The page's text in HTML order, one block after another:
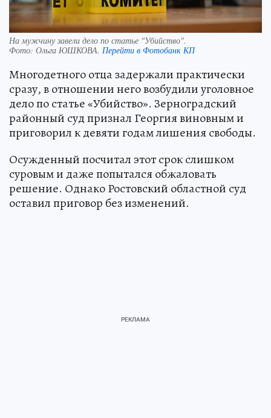
На мужчину завели дело по статье "Убийство".
Фото: Ольга ЮШКОВА. Перейти в Фотобанк КП
Многодетного отца задержали практически
сразу, в отношении него возбудили уголовное
дело по статье «Убийство». Зерноградский
районный суд признал Георгия виновным и
приговорил к девяти годам лишения свободы.
Осужденный посчитал этот срок слишком
суровым и даже попытался обжаловать
решение. Однако Ростовский областной суд
оставил приговор без изменений.